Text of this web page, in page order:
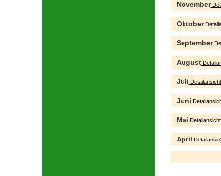
November
Oktober
September
August
Juli Detailansicht
Juni
Mai Detailansicht
April